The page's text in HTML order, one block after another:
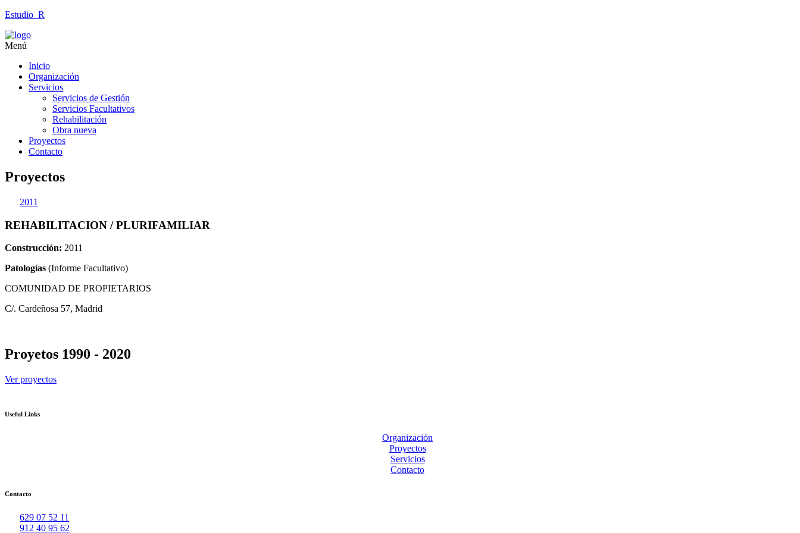
Estudio_R
Menú
Inicio
Organización
Servicios
Servicios de Gestión
Servicios Facultativos
Rehabilitación
Obra nueva
Proyectos
Contacto
Proyectos
2011
REHABILITACION / PLURIFAMILIAR
Construcción: 2011
Patologías (Informe Facultativo)
COMUNIDAD DE PROPIETARIOS
C/. Cardeñosa 57, Madrid
Proyetos 1990 - 2020
Ver proyectos
Useful Links
Organización
Proyectos
Servicios
Contacto
Contacto
629 07 52 11
912 40 95 62